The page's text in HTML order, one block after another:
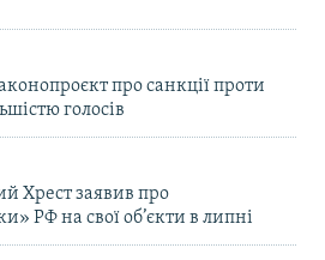
про санкції проти
голосів
Хрест заявив про
РФ на свої об’єкти в липні